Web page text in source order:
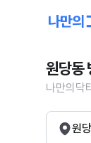
원당
나만의닥
원